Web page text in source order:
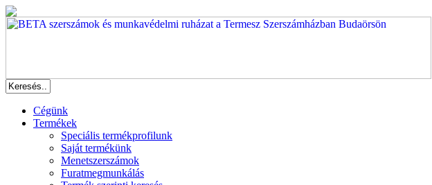
Cégünk
Termékek
Speciális termékprofilunk
Saját termékünk
Menetszerszámok
Furatmegmunkálás